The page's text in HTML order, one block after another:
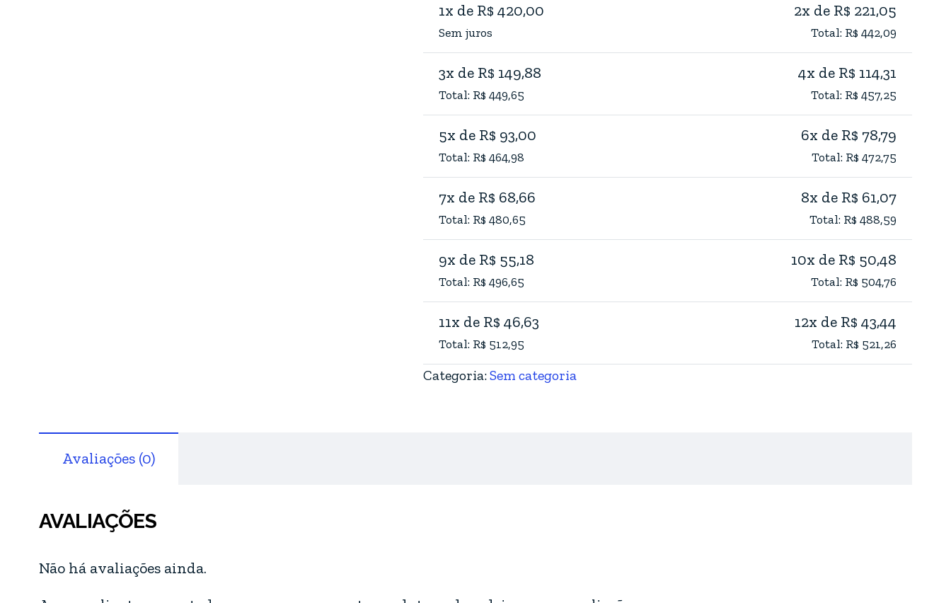
1x de R$ 420,00
Sem juros
2x de R$ 221,05
Total: R$ 442,09
3x de R$ 149,88
Total: R$ 449,65
4x de R$ 114,31
Total: R$ 457,25
5x de R$ 93,00
Total: R$ 464,98
6x de R$ 78,79
Total: R$ 472,75
7x de R$ 68,66
Total: R$ 480,65
8x de R$ 61,07
Total: R$ 488,59
9x de R$ 55,18
Total: R$ 496,65
10x de R$ 50,48
Total: R$ 504,76
11x de R$ 46,63
Total: R$ 512,95
12x de R$ 43,44
Total: R$ 521,26
Categoria:Sem categoria
Avaliações (0)
AVALIAÇÕES
Não há avaliações ainda.